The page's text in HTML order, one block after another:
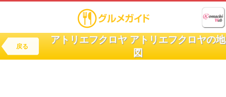
戻る
アトリエフクロヤ アトリエフクロヤの地
図